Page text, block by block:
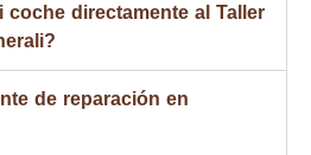
coche directamente al Taller
de reparación en